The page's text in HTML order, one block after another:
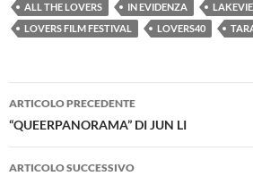
ALL THE LOVERS IN EVIDENZA
LOVERS FILM FESTIVAL
LOVERS40
Navigazione
articolo
ARTICOLO PRECEDENTE
“QUEERPANORAMA” DI JUN LI
ARTICOLO SUCCESSIVO